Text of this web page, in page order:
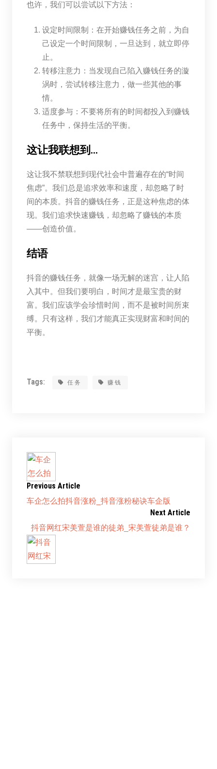
也许，我们可以尝试以下方法：
设定时间限制：在开始赚钱任务之前，为自
己设定一个时间限制，一旦达到，就立即停
止。
转移注意力：当发现自己陷入赚钱任务的漩
涡时，尝试转移注意力，做一些其他的事
情。
适度参与：不要将所有的时间都投入到赚钱
任务中，保持生活的平衡。
这让我联想到…
这让我不禁联想到现代社会中普遍存在的“时间
焦虑”。我们总是追求效率和速度，却忽略了时
间的本质。抖音的赚钱任务，正是这种焦虑的体
现。我们追求快速赚钱，却忽略了赚钱的本质
——创造价值。
结语
抖音的赚钱任务，就像一场无解的迷宫，让人陷
入其中。但我们要明白，时间才是最宝贵的财
富。我们应该学会珍惜时间，而不是被时间所束
缚。只有这样，我们才能真正实现财富和时间的
平衡。
Tags: 任务 赚钱
Previous Article
车企怎么拍抖音涨粉_抖音涨粉秘诀车企版
Next Article
抖音网红宋美萱是谁的徒弟_宋美萱徒弟是谁？